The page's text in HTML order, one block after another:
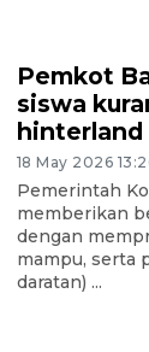
Pemkot
siswa
hinterland
18 May 2026
Pemerintah
memberikan
dengan
mampu, serta
daratan) ...